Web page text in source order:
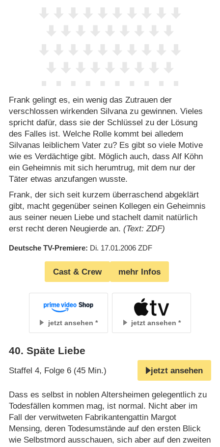
Frank gelingt es, ein wenig das Zutrauen der
verschlossen wirkenden Silvana zu gewinnen. Vieles
spricht dafür, dass sie der Schlüssel zu der Lösung
des Falles ist. Welche Rolle kommt bei alledem
Silvanas leiblichem Vater zu? Es gibt so viele Motive
wie es Verdächtige gibt. Möglich auch, dass Alf Köhn
ein Geheimnis mit sich herumtrug, mit dem nur der
Täter etwas anzufangen wusste.
Frank, der sich seit kurzem überraschend abgeklärt
gibt, macht gegenüber seinen Kollegen ein Geheimnis
aus seiner neuen Liebe und stachelt damit natürlich
erst recht deren Neugierde an. (Text: ZDF)
Deutsche TV-Premiere Di. 17.01.2006 ZDF
Cast & Crew mehr Infos
jetzt ansehen jetzt ansehen
40. Späte Liebe
Staffel 4, Folge 6 (45 Min.) jetzt ansehen
Dass es selbst in noblen Altersheimen gelegentlich zu
Todesfällen kommen mag, ist normal. Nicht aber im
Fall der verwitweten Fabrikantengattin Margot
Mensing, deren Todesumstände auf den ersten Blick
wie Selbstmord ausschauen, sich aber auf den zweiten